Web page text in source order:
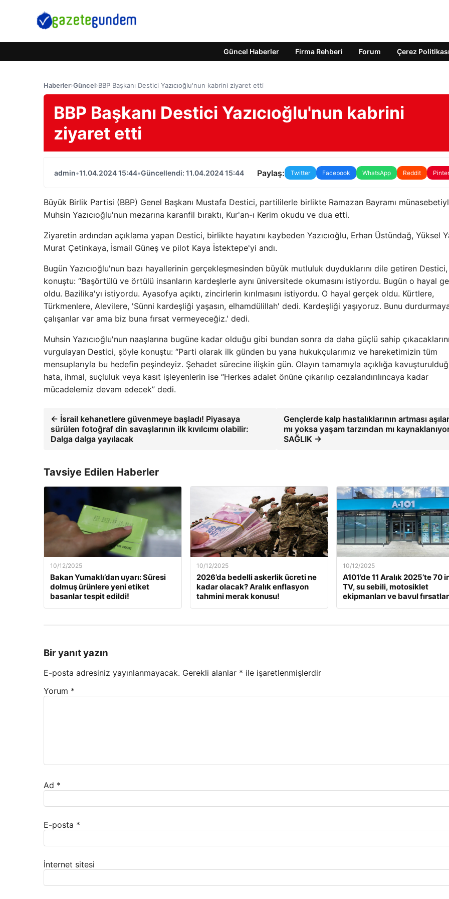
Güncel Haberler Firma Rehberi Forum Çerez Politikası
Haberler›Güncel›BBP Başkanı Destici Yazıcıoğlu'nun kabrini ziyaret etti
BBP Başkanı Destici Yazıcıoğlu'nun kabrini
ziyaret etti
admin•11.04.2024 15:44•Güncellendi: 11.04.2024 15:44 Paylaş: Twitter Facebook WhatsApp Reddit
Büyük Birlik Partisi (BBP) Genel Başkanı Mustafa Destici, partililerle birlikte Ramazan Bayramı
Muhsin Yazıcıoğlu'nun mezarına karanfil bıraktı, Kur'an-ı Kerim okudu ve dua etti.
Ziyaretin ardından açıklama yapan Destici, birlikte hayatını kaybeden Yazıcıoğlu, Erhan Üstündağ, Yüksel
Murat Çetinkaya, İsmail Güneş ve pilot Kaya İstektepe'yi andı.
Bugün Yazıcıoğlu'nun bazı hayallerinin gerçekleşmesinden büyük mutluluk duyduklarını dile getiren
konuştu: “Başörtülü ve örtülü insanların kardeşlerle aynı üniversitede okumasını istiyordu. Bugün o hayal
oldu. Bazilika'yı istiyordu. Ayasofya açıktı, zincirlerin kırılmasını istiyordu. O hayal gerçek oldu. Kürtlere,
Türkmenlere, Alevilere, 'Sünni kardeşliği yaşasın, elhamdülillah' dedi. Kardeşliği yaşıyoruz. Bunu
çalışanlar var ama biz buna fırsat vermeyeceğiz.' dedi.
Muhsin Yazıcıoğlu'nun naaşlarına bugüne kadar olduğu gibi bundan sonra da daha güçlü sahip çıkacaklarını
vurgulayan Destici, şöyle konuştu: “Parti olarak ilk günden bu yana hukukçularımız ve hareketimizin tüm
mensuplarıyla bu hedefin peşindeyiz. Şehadet sürecine ilişkin gün. Olayın tamamıyla açıklığa
hata, ihmal, suçluluk veya kasıt işleyenlerin ise “Herkes adalet önüne çıkarılıp cezalandırılıncaya kadar
mücadelemiz devam edecek” dedi.
← İsrail kehanetlere güvenmeye başladı! Piyasaya
sürülen fotoğraf din savaşlarının ilk kıvılcımı olabilir:
Dalga dalga yayılacak
Gençlerde kalp hastalıklarının artması
mı yoksa yaşam tarzından mı
SAĞLIK →
Tavsiye Edilen Haberler
10/12/2025
Bakan Yumaklı’dan uyarı: Süresi
dolmuş ürünlere yeni etiket
basanlar tespit edildi!
10/12/2025
2026’da bedelli askerlik ücreti ne
kadar olacak? Aralık enflasyon
tahmini merak konusu!
10/12/2025
A101’de 11 Aralık 2025’te 70
TV, su sebili, motosiklet
ekipmanları ve bavul
Bir yanıt yazın
E-posta adresiniz yayınlanmayacak. Gerekli alanlar * ile işaretlenmişlerdir
Yorum *
Ad *
E-posta *
İnternet sitesi